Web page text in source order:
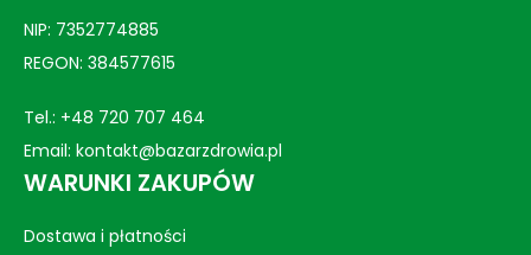
NIP: 7352774885
REGON: 384577615
Tel.: +48 720 707 464
Email: kontakt@bazarzdrowia.pl
WARUNKI ZAKUPÓW
Dostawa i płatności